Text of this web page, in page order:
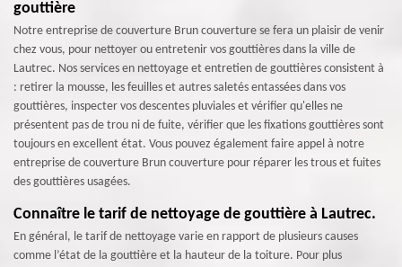
gouttière
Notre entreprise de couverture Brun couverture se fera un plaisir de venir
chez vous, pour nettoyer ou entretenir vos gouttières dans la ville de
Lautrec. Nos services en nettoyage et entretien de gouttières consistent à
: retirer la mousse, les feuilles et autres saletés entassées dans vos
gouttières, inspecter vos descentes pluviales et vérifier qu'elles ne
présentent pas de trou ni de fuite, vérifier que les fixations gouttières sont
toujours en excellent état. Vous pouvez également faire appel à notre
entreprise de couverture Brun couverture pour réparer les trous et fuites
des gouttières usagées.
Connaître le tarif de nettoyage de gouttière à Lautrec.
En général, le tarif de nettoyage varie en rapport de plusieurs causes
comme l’état de la gouttière et la hauteur de la toiture. Pour plus